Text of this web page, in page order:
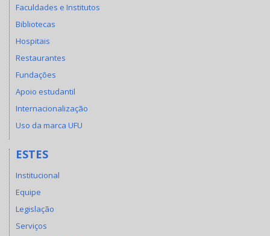
Faculdades e Institutos
Bibliotecas
Hospitais
Restaurantes
Fundações
Apoio estudantil
Internacionalização
Uso da marca UFU
ESTES
Institucional
Equipe
Legislação
Serviços